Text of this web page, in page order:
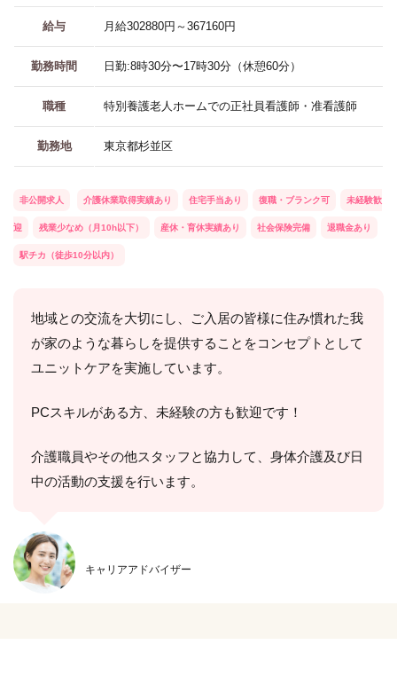
給与 月給302880円～367160円
勤務時間 日勤:8時30分〜17時30分（休憩60分）
職種 特別養護老人ホームでの正社員看護師・准看護師
勤務地 東京都杉並区
非公開求人 介護休業取得実績あり 住宅手当あり 復職・ブランク可 未経験歓
迎 残業少なめ（月10h以下） 産休・育休実績あり 社会保険完備 退職金あり
駅チカ（徒歩10分以内）
地域との交流を大切にし、ご入居の皆様に住み慣れた我
が家のような暮らしを提供することをコンセプトとして
ユニットケアを実施しています。
PCスキルがある方、未経験の方も歓迎です！
介護職員やその他スタッフと協力して、身体介護及び日
中の活動の支援を行います。
キャリアアドバイザー